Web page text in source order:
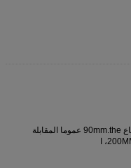
قطر 160MM، hole32mm المحور، ارتفاع 90mm.the عموما المقابلة